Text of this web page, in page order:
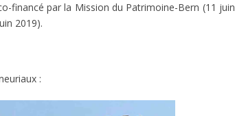
financé par la Mission du Patrimoine-Bern (11 juin
2019).
: